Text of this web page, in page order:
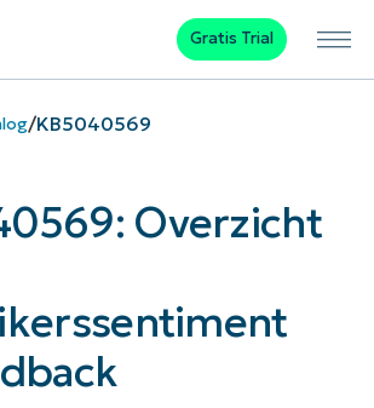
Gratis Trial
/KB5040569
Overzicht